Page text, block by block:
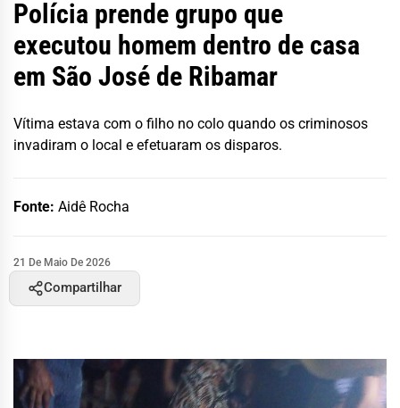
Polícia prende grupo que
executou homem dentro de casa
em São José de Ribamar
Vítima estava com o filho no colo quando os criminosos
invadiram o local e efetuaram os disparos.
Fonte: Aidê Rocha
21 De Maio De 2026
Compartilhar